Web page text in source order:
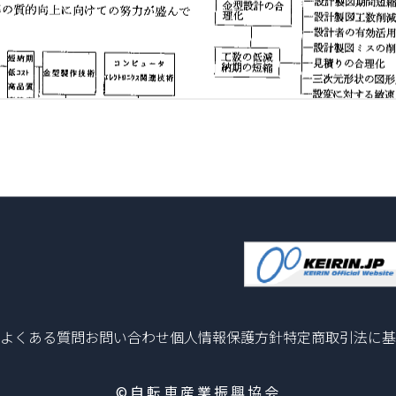
よくある質問お問い合わせ個人情報保護方針特定商取引法に
©自転車産業振興協会